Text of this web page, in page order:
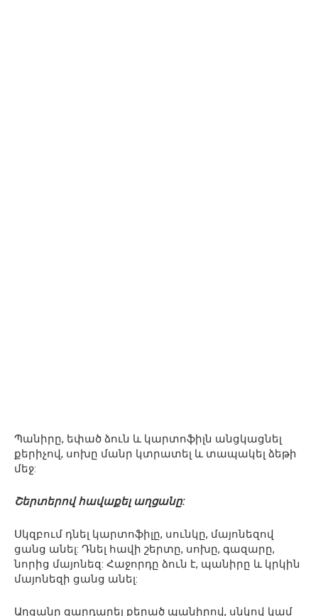
Պանիրը, եփած ձուն և կարտոֆիլն անցկացնել
քերիչով, սոխը մանր կտրատել և տապակել ձեթի
մեջ:
Շերտերով հավաքել աղցանը:
Սկզբում դնել կարտոֆիլը, սունկը, մայոնեզով
ցանց անել: Դնել հավի շերտը, սոխը, գազարը,
նորից մայոնեզ: Հաջորդը ձուն է, պանիրը և կրկին
մայոնեզի ցանց անել:
Աղցանը զարդարել քերած պանիրով, սնկով կամ